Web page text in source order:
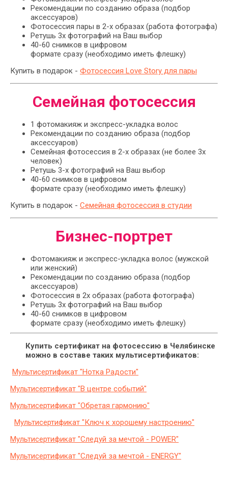
Рекомендации по созданию образа (подбор
аксессуаров)
Фотосессия пары в 2-х образах (работа фотографа)
Ретушь 3х фотографий на Ваш выбор
40-60 снимков в цифровом
формате сразу (необходимо иметь флешку)
Купить в подарок - Фотосессия Love Story для пары
Семейная фотосессия
1 фотомакияж и экспресс-укладка волос
Рекомендации по созданию образа (подбор
аксессуаров)
Семейная фотосессия в 2-х образах (не более 3х
человек)
Ретушь 3-х фотографий на Ваш выбор
40-60 снимков в цифровом
формате сразу (необходимо иметь флешку)
Купить в подарок - Семейная фотосессия в студии
Бизнес-портрет
Фотомакияж и экспресс-укладка волос (мужской
или женский)
Рекомендации по созданию образа (подбор
аксессуаров)
Фотосессия в 2х образах (работа фотографа)
Ретушь 3х фотографий на Ваш выбор
40-60 снимков в цифровом
формате сразу (необходимо иметь флешку)
Купить сертификат на фотосессию в Челябинске
можно в составе таких мультисертификатов:
Мультисертификат "Нотка Радости"
Мультисертификат "В центре событий"
Мультисертификат "Обретая гармонию"
Мультисертификат "Ключ к хорошему настроению"
Мультисертификат "Следуй за мечтой - POWER"
Мультисертификат "Следуй за мечтой - ENERGY"